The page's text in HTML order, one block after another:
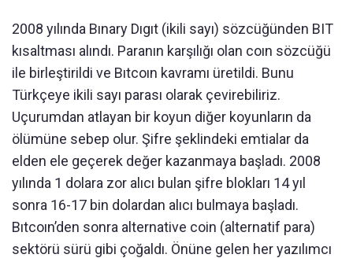
2008 yılında Bınary Dıgıt (ikili sayı) sözcüğünden BIT
kısaltması alındı. Paranın karşılığı olan coın sözcüğü
ile birleştirildi ve Bıtcoın kavramı üretildi. Bunu
Türkçeye ikili sayı parası olarak çevirebiliriz.
Uçurumdan atlayan bir koyun diğer koyunların da
ölümüne sebep olur. Şifre şeklindeki emtialar da
elden ele geçerek değer kazanmaya başladı. 2008
yılında 1 dolara zor alıcı bulan şifre blokları 14 yıl
sonra 16-17 bin dolardan alıcı bulmaya başladı.
Bıtcoın’den sonra alternative coin (alternatif para)
sektörü sürü gibi çoğaldı. Önüne gelen her yazılımcı